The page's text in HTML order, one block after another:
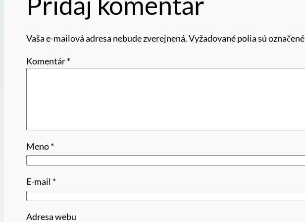
Vaša e-mailová adresa nebude zverejnená. Vyžadované polia sú označené
Komentár*
Meno*
E-mail *
Adresa webu